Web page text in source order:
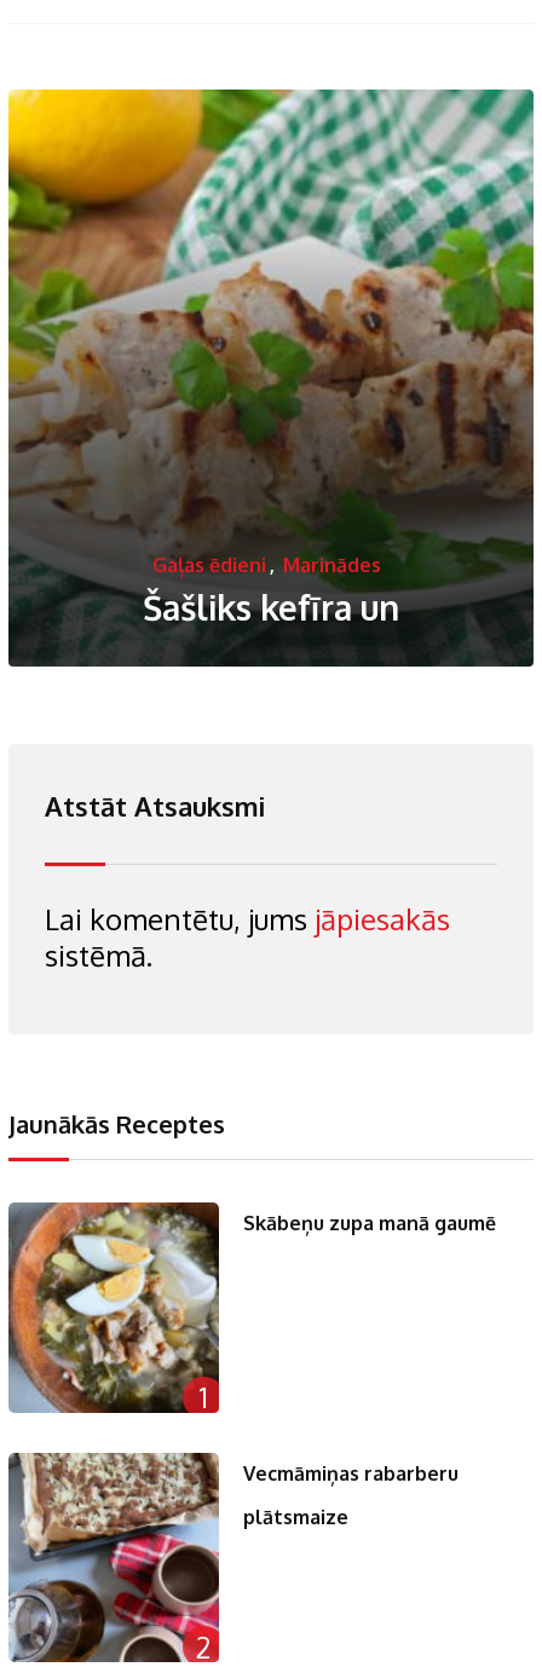
Gaļas ēdieni , Marinādes
Šašliks kefīra un
Atstāt Atsauksmi
Lai komentētu, jums jāpiesakās
sistēmā.
Jaunākās Receptes
1
Skābeņu zupa manā gaumē
2
Vecmāmiņas rabarberu
plātsmaize